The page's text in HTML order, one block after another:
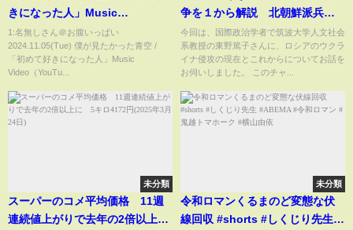
きになった人」Music
Video（YouTube ver.）
1:名無しさん＠お腹いっぱい
2024.11.05(Tue) 僕が見たかった青空 /
「初めて好きになった人」Music
Video（YouTu...
争を１から解説 北朝鮮派兵の
背景やトランプ政権の影響と
は！？ 戦争終結のシナリオを
専門家に聞く【東野篤子さん】
今回は、国際政治学者で筑波大学人文社会
系教授の東野篤子さんに、ロシアのウクラ
イナ侵攻の現在とこれからについてお話を
お伺いしました。 このチャ...
未分類
スーパーのコメ平均価格 11週
連続値上がりで去年の2倍以上
未分類
令和ロマンくるまのど変態な伏
線回収 #shorts #しくじり先生